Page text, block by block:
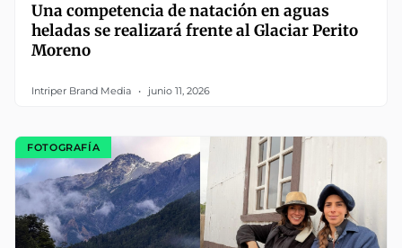
Una competencia de natación en aguas
heladas se realizará frente al Glaciar Perito
Moreno
Intriper Brand Media junio 11, 2026
FOTOGRAFÍA